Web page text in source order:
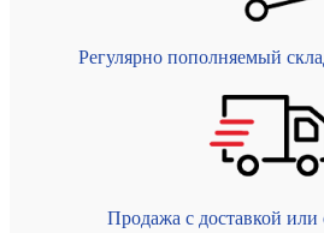
Регулярно пополняемый
Продажа с доставкой